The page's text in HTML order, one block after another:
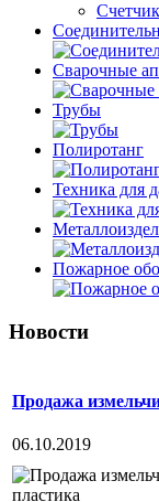
Сварочные
Трубы
Полиротанг
Техника для
Пожарное
Новости
Продажа
06.10.2019